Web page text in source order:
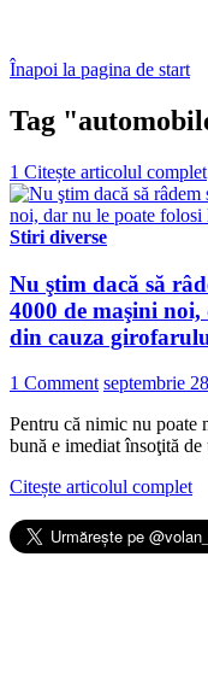
Înapoi la pagina de start
Tag
1 Citește articolul complet
Stiri diverse
Nu ştim dacă să
4000 de maşini
din cauza
1 Comment septembrie
Pentru că nimic nu poate
bună e imediat însoţită de
Citește articolul complet